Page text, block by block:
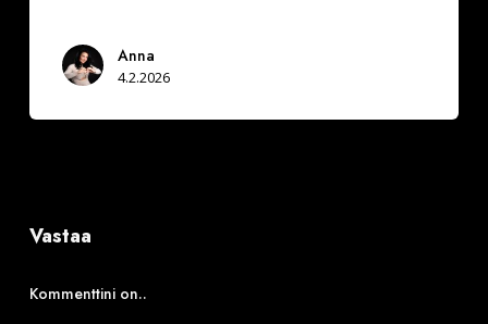
Anna
4.2.2026
Vastaa
Kommenttini on..